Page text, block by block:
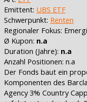
Emittent: UBS ETF
Schwerpunkt: Renten
Regionaler Fokus:
Ø Kupon: n.a
Duration (Jahre): n.a
Anzahl Positionen: n.a
Der Fonds baut ein
Komponenten des
Agency 3% Country